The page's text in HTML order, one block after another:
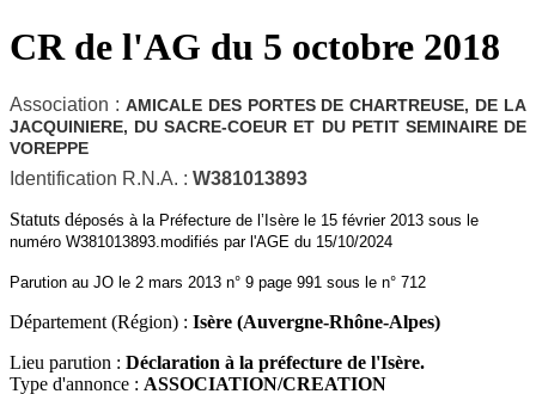
CR de l'AG du 5 octobre 2018
Association : AMICALE DES PORTES DE CHARTREUSE, DE LA
JACQUINIERE, DU SACRE-COEUR ET DU PETIT SEMINAIRE DE
VOREPPE
Identification R.N.A. : W381013893
Statuts déposés à la Préfecture de l’Isère le 15 février 2013 sous le
numéro W381013893.modifiés par l'AGE du 15/10/2024
Parution au JO le 2 mars 2013 n° 9 page 991 sous le n° 712
Département (Région) : Isère (Auvergne-Rhône-Alpes)
Lieu parution : Déclaration à la préfecture de l'Isère.
Type d'annonce : ASSOCIATION/CREATION